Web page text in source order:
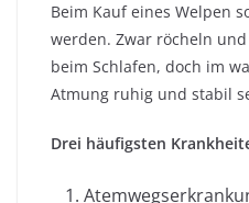
Beim Kauf eines Welpen
werden. Zwar röcheln
beim Schlafen, doch im
Atmung ruhig und stabil
Drei häufigsten